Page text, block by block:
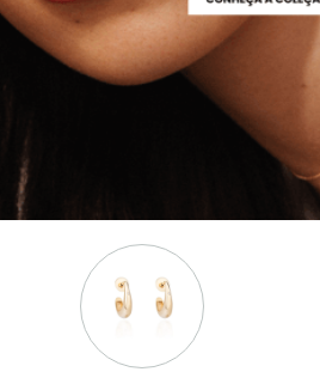
Pulseiras
Presente
OFERTAS